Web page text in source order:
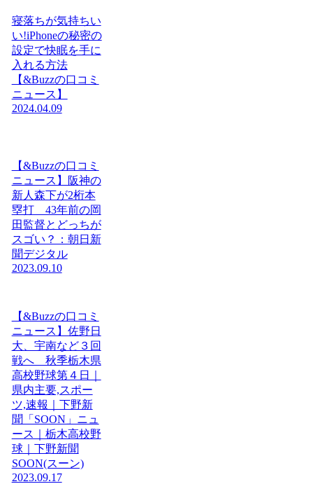
寝落ちが気持ちい
い!iPhoneの秘密の
設定で快眠を手に
入れる方法
【&Buzzの口コミ
ニュース】
2024.04.09
【&Buzzの口コミ
ニュース】阪神の
新人森下が2桁本
塁打 43年前の岡
田監督とどっちが
スゴい？：朝日新
聞デジタル
2023.09.10
【&Buzzの口コミ
ニュース】佐野日
大、宇南など３回
戦へ 秋季栃木県
高校野球第４日｜
県内主要,スポー
ツ,速報｜下野新
聞「SOON」ニュ
ース｜栃木高校野
球｜下野新聞
SOON(スーン)
2023.09.17